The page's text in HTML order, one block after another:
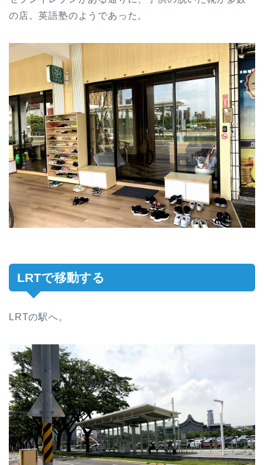
の店。英語塾のようであった。
LRTで移動する
LRTの駅へ。